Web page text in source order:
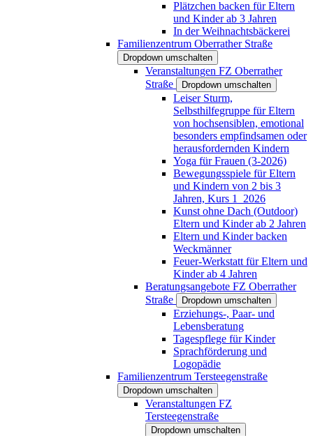
Plätzchen backen für Eltern
und Kinder ab 3 Jahren
In der Weihnachtsbäckerei
Familienzentrum Oberrather Straße
Dropdown umschalten
Veranstaltungen FZ Oberrather
Straße
Dropdown umschalten
Leiser Sturm,
Selbsthilfegruppe für Eltern
von hochsensiblen, emotional
besonders empfindsamen oder
herausfordernden Kindern
Yoga für Frauen (3-2026)
Bewegungsspiele für Eltern
und Kindern von 2 bis 3
Jahren, Kurs 1_2026
Kunst ohne Dach (Outdoor)
Eltern und Kinder ab 2 Jahren
Eltern und Kinder backen
Weckmänner
Feuer-Werkstatt für Eltern und
Kinder ab 4 Jahren
Beratungsangebote FZ Oberrather
Straße
Dropdown umschalten
Erziehungs-, Paar- und
Lebensberatung
Tagespflege für Kinder
Sprachförderung und
Logopädie
Familienzentrum Tersteegenstraße
Dropdown umschalten
Veranstaltungen FZ
Tersteegenstraße
Dropdown umschalten